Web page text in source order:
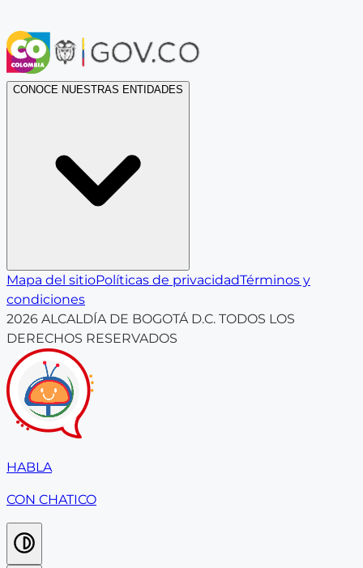
CONOCE NUESTRAS ENTIDADES
Mapa del sitioPolíticas de privacidadTérminos y
condiciones
2026 ALCALDÍA DE BOGOTÁ D.C. TODOS LOS
DERECHOS RESERVADOS
HABLA
CON CHATICO